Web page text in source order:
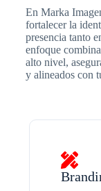
En Marka
fortalecer la
presencia tanto
enfoque
alto nivel,
y alineados con